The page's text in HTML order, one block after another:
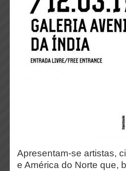
Apresentam-se artistas,
e América do Norte que,